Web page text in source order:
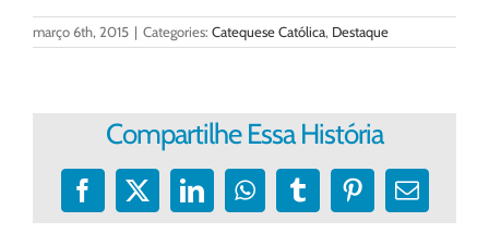
março 6th, 2015 | Categories: Catequese Católica, Destaque
Compartilhe Essa História
Facebook
X LinkedInWhatsApp
TumblrPinterest
E-